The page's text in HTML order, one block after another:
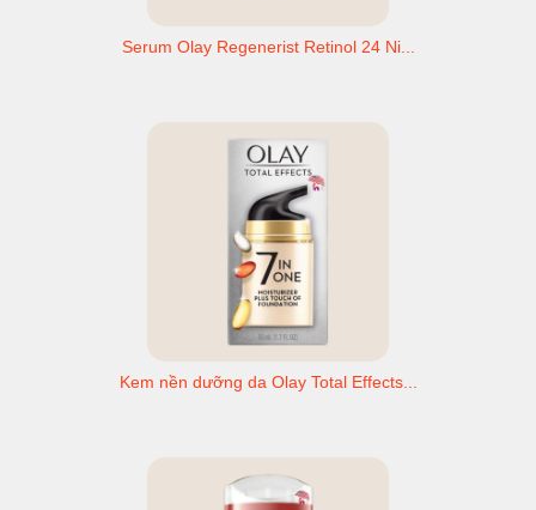
Serum Olay Regenerist Retinol 24 Ni...
Kem nền dưỡng da Olay Total Effects...